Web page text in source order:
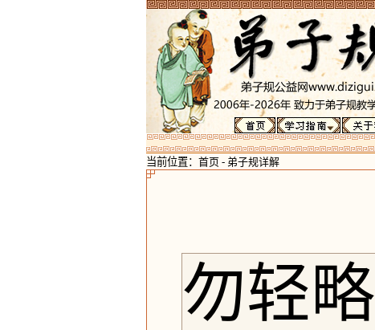
当前位置： 首页 - 弟子规详解
勿轻略